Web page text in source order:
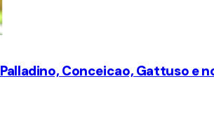
Conceicao, Gattuso e